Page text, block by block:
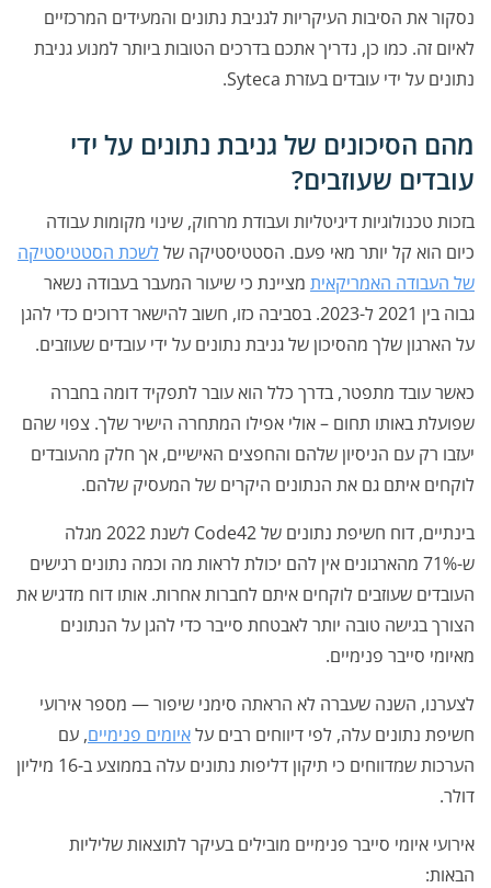
נסקור את הסיבות העיקריות לגניבת נתונים והמעידים המרכזיים
לאיום זה. כמו כן, נדריך אתכם בדרכים הטובות ביותר למנוע גניבת
נתונים על ידי עובדים בעזרת Syteca.
מהם הסיכונים של גניבת נתונים על ידי
עובדים שעוזבים?
בזכות טכנולוגיות דיגיטליות ועבודת מרחוק, שינוי מקומות עבודה
כיום הוא קל יותר מאי פעם. הסטטיסטיקה של לשכת הסטטיסטיקה
של העבודה האמריקאית מציינת כי שיעור המעבר בעבודה נשאר
גבוה בין 2021 ל-2023. בסביבה כזו, חשוב להישאר דרוכים כדי להגן
על הארגון שלך מהסיכון של גניבת נתונים על ידי עובדים שעוזבים.
כאשר עובד מתפטר, בדרך כלל הוא עובר לתפקיד דומה בחברה
שפועלת באותו תחום – אולי אפילו המתחרה הישיר שלך. צפוי שהם
יעזבו רק עם הניסיון שלהם והחפצים האישיים, אך חלק מהעובדים
לוקחים איתם גם את הנתונים היקרים של המעסיק שלהם.
בינתיים, דוח חשיפת נתונים של Code42 לשנת 2022 מגלה
ש-71% מהארגונים אין להם יכולת לראות מה וכמה נתונים רגישים
העובדים שעוזבים לוקחים איתם לחברות אחרות. אותו דוח מדגיש את
הצורך בגישה טובה יותר לאבטחת סייבר כדי להגן על הנתונים
מאיומי סייבר פנימיים.
לצערנו, השנה שעברה לא הראתה סימני שיפור — מספר אירועי
חשיפת נתונים עלה, לפי דיווחים רבים עלאיומים פנימיים, עם
הערכות שמדווחים כי תיקון דליפות נתונים עלה בממוצע ב-16 מיליון
דולר.
אירועי איומי סייבר פנימיים מובילים בעיקר לתוצאות שליליות
הבאות: